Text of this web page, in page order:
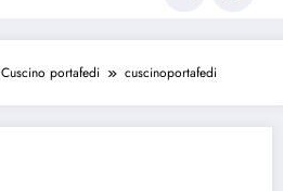
Cuscino portafedi cuscinoportafedi